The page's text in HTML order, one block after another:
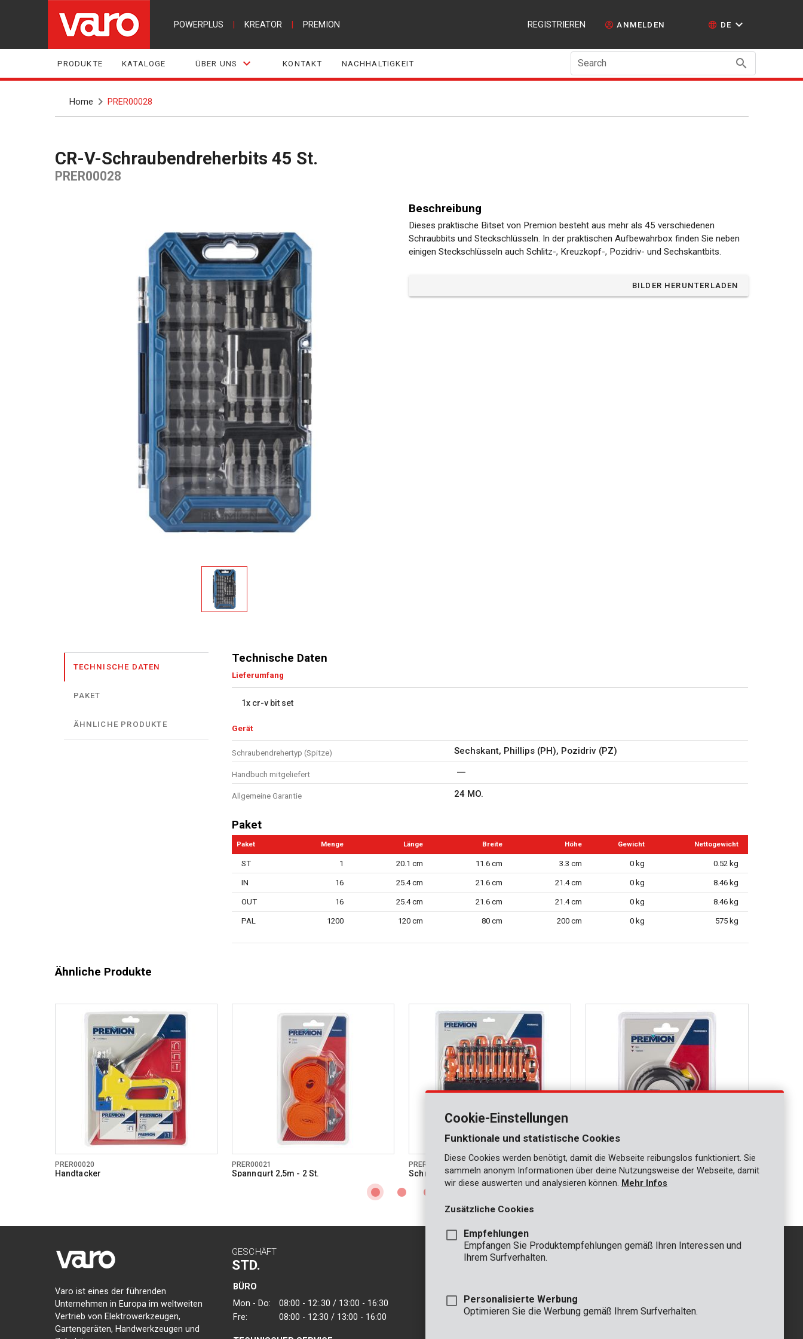
POWERPLUS KREATOR PREMION REGISTRIEREN ANMELDEN DE
PRODUKTE KATALOGE ÜBER UNS KONTAKT NACHHALTIGKEIT Search
Home PRER00028
CR-V-Schraubendreherbits 45 St.
PRER00028
Beschreibung
Dieses praktische Bitset von Premion besteht aus mehr als 45 verschiedenen
Schraubbits und Steckschlüsseln. In der praktischen Aufbewahrbox finden Sie neben
einigen Steckschlüsseln auch Schlitz-, Kreuzkopf-, Pozidriv- und Sechskantbits.
BILDER HERUNTERLADEN
TECHNISCHE DATEN
PAKET
ÄHNLICHE PRODUKTE
Technische Daten
Lieferumfang
1x cr-v bit set
Gerät
Schraubendrehertyp (Spitze) Sechskant, Phillips (PH), Pozidriv (PZ)
Handbuch mitgeliefert
Allgemeine Garantie 24 MO.
Paket
Paket Menge Länge Breite Höhe Gewicht Nettogewicht
ST 1 20.1 cm 11.6 cm 3.3 cm 0 kg 0.52 kg
IN 16 25.4 cm 21.6 cm 21.4 cm 0 kg 8.46 kg
OUT 16 25.4 cm 21.6 cm 21.4 cm 0 kg 8.46 kg
PAL 1200 120 cm 80 cm 200 cm 0 kg 575 kg
Ähnliche Produkte
PRER00020
Handtacker
PRER00021
Spanngurt 2,5m - 2 St.
PRER00022
Schraubendreherset 18 St. Bandmass 5mx19mm
Varo ist eines der führenden
Unternehmen in Europa im weltweiten
Vertrieb von Elektrowerkzeugen,
Gartengeräten, Handwerkzeugen und
GESCHÄFT
STD.
BÜRO
Mon - Do:
08:00 - 12:.30 / 13:00 - 16:30
Fre:
08:00 - 12:30 / 13:00 - 16:00
KONTAKT
INFO
VARO - Vic. Van Rompuy nv
Joseph Van Instraat 9
+32 (0)3 292 92 92
Cookie-Einstellungen
Funktionale und statistische Cookies
Diese Cookies werden benötigt, damit die Webseite reibungslos funktioniert. Sie
sammeln anonym Informationen über deine Nutzungsweise der Webseite, damit
wir diese auswerten und analysieren können. Mehr Infos
Zusätzliche Cookies
Empfehlungen
Empfangen Sie Produktempfehlungen gemäß Ihren Interessen und
Ihrem Surfverhalten.
Personalisierte Werbung
Optimieren Sie die Werbung gemäß Ihrem Surfverhalten.